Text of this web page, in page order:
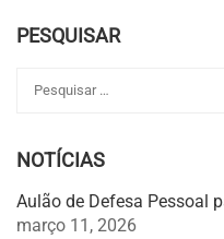
PESQUISAR
NOTÍCIAS
Aulão de Defesa Pessoal
março 11, 2026